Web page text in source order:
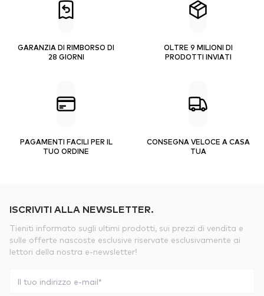
GARANZIA DI RIMBORSO DI
28 GIORNI
OLTRE 9 MILIONI DI
PRODOTTI INVIATI
PAGAMENTI FACILI PER IL
TUO ORDINE
CONSEGNA VELOCE A CASA
TUA
ISCRIVITI ALLA NEWSLETTER.
Tieniti informato sugli ultimi prodotti, sui prezzi di vendita e
sulle offerte nascoste esclusive riservate esclusivamente ai
lettori della nostra e-newsletter!